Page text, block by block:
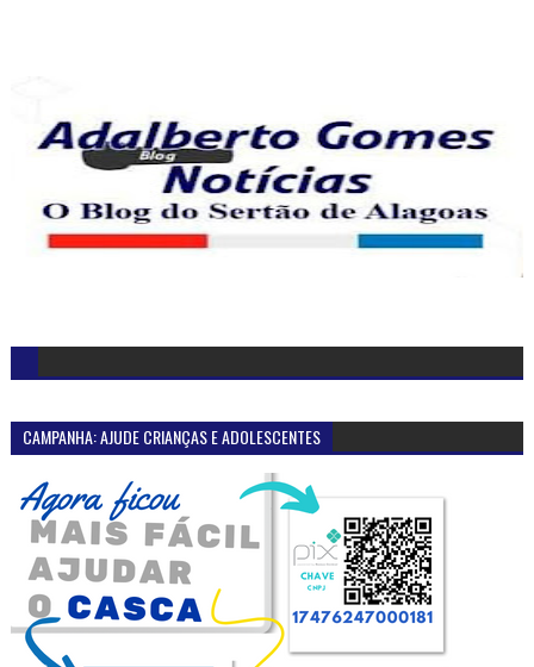
CAMPANHA: AJUDE CRIANÇAS E ADOLESCENTES